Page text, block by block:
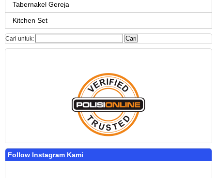
Tabernakel Gereja
Kitchen Set
Cari untuk:
Follow Instagram Kami